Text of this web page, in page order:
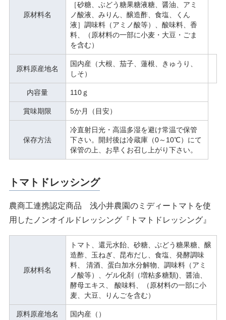
原材料名
［砂糖、ぶどう糖果糖液糖、醤油、アミ
ノ酸液、みりん、醸造酢、食塩、くん
液］調味料（アミノ酸等）、酸味料、香
料、（原材料の一部に小麦・大豆・ごま
を含む）
原料原産地名
国内産（大根、茄子、蓮根、きゅうり、
しそ）
内容量 110ｇ
賞味期限 5か月（目安）
保存方法
冷直射日光・高温多湿を避け常温で保管
下さい。開封後は冷蔵庫（0～10℃）にて
保管の上、お早くお召し上がり下さい。
トマトドレッシング
農商工連携認定商品 浅小井農園のミディートマトを使
用したノンオイルドレッシング『トマトドレッシング』
原材料名
トマト、還元水飴、砂糖、ぶどう糖果糖、醸
造酢、玉ねぎ、昆布だし、食塩、発酵調味
料、 清酒、蛋白加水分解物、調味料（アミ
ノ酸等）、ゲル化剤（増粘多糖類)、醤油、
酵母エキス、 酸味料、（原材料の一部に小
麦、大豆、りんごを含む）
原料原産地名 国内産（）